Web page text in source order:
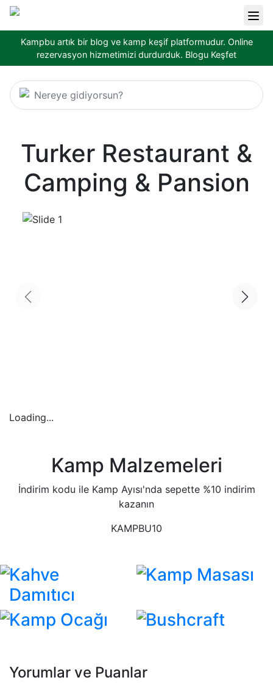
Kampbu artık bir blog ve kamp keşif platformudur. Online
rezervasyon hizmetimizi durdurduk. Blogu Keşfet
Nereye gidiyorsun?
Turker Restaurant &
Camping & Pansion
Loading...
Kamp Malzemeleri
İndirim kodu ile Kamp Ayısı'nda sepette %10 indirim
kazanın
KAMPBU10
Kahve
Damıtıcı
Kamp Masası
Kamp Ocağı Bushcraft
Yorumlar ve Puanlar